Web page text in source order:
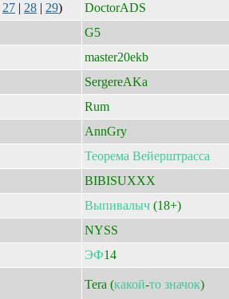
27 | 28 | 29) DoctorADS
G5
master20ekb
SergereAKa
Rum
AnnGry
Теорема Вейерштрасса
BIBISUXXX
Выпивалыч (18+)
NYSS
ЭФ14
Tera (какой-то значок)